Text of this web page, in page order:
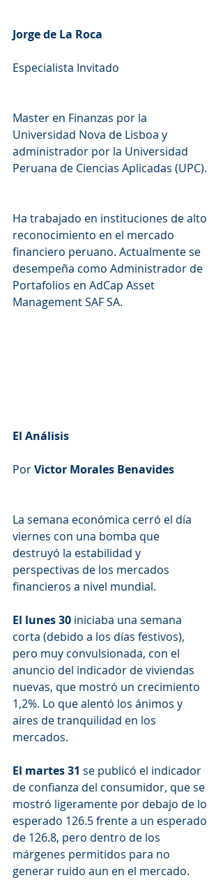
Jorge de La Roca
Especialista Invitado
Master en Finanzas por la
Universidad Nova de Lisboa y
administrador por la Universidad
Peruana de Ciencias Aplicadas (UPC).
Ha trabajado en instituciones de alto
reconocimiento en el mercado
financiero peruano. Actualmente se
desempeña como Administrador de
Portafolios en AdCap Asset
Management SAF SA.
El Análisis
Por Victor Morales Benavides
La semana económica cerró el día
viernes con una bomba que
destruyó la estabilidad y
perspectivas de los mercados
financieros a nivel mundial.
El lunes 30 iniciaba una semana
corta (debido a los días festivos),
pero muy convulsionada, con el
anuncio del indicador de viviendas
nuevas, que mostró un crecimiento
1,2%. Lo que alentó los ánimos y
aires de tranquilidad en los
mercados.
El martes 31 se publicó el indicador
de confianza del consumidor, que se
mostró ligeramente por debajo de lo
esperado 126.5 frente a un esperado
de 126.8, pero dentro de los
márgenes permitidos para no
generar ruido aun en el mercado.